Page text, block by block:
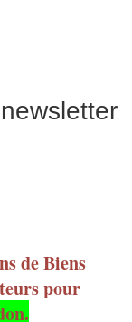
de Biens
pour